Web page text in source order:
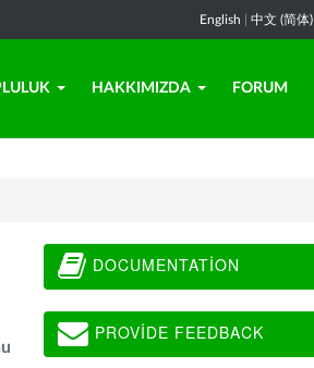
English 中文 (简体)
HAKKIMIZDA FORUM
DOCUMENTATION
PROVIDE FEEDBACK